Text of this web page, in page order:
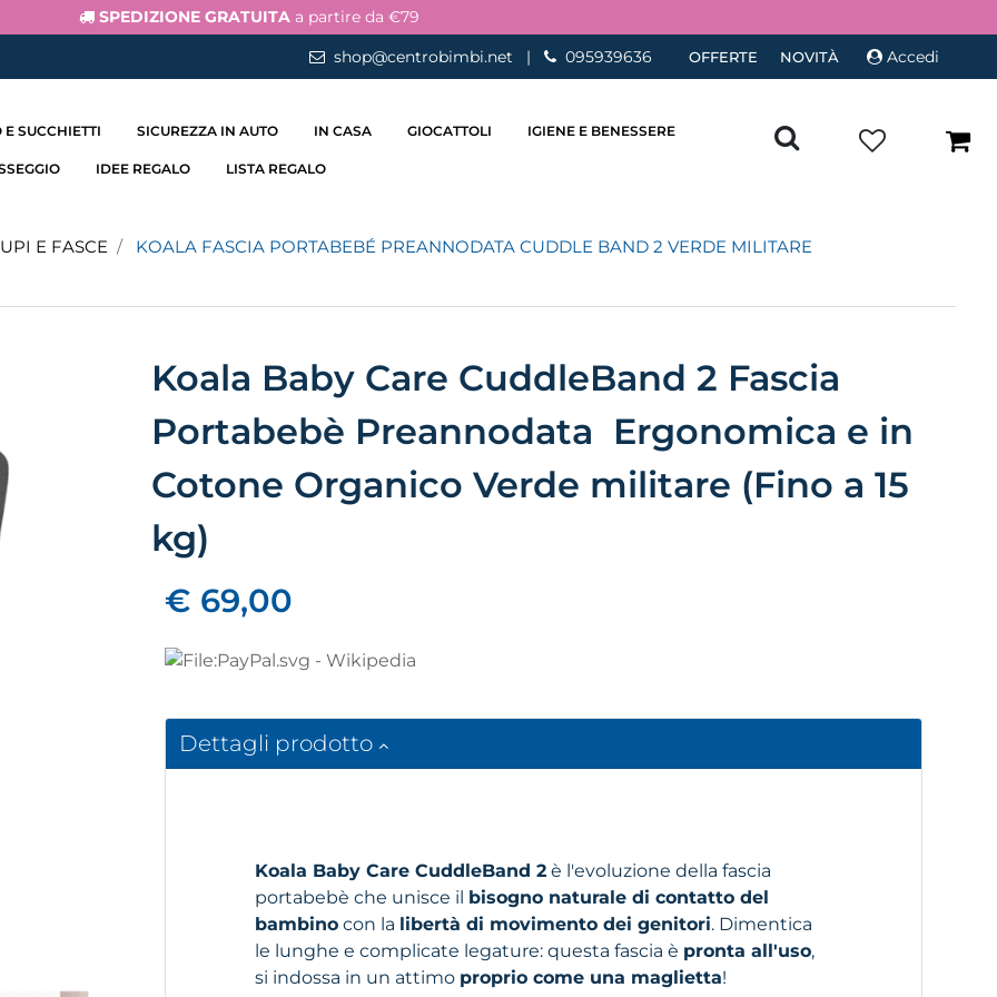
SPEDIZIONE GRATUITA a partire da €79
shop@centrobimbi.net | 095939636 OFFERTE NOVITÀ Accedi
SUCCHIETTI SICUREZZA IN AUTO IN CASA GIOCATTOLI IGIENE E BENESSERE
IDEE REGALO LISTA REGALO
E FASCE KOALA FASCIA PORTABEBÉ PREANNODATA CUDDLE BAND 2 VERDE MILITARE
Koala Baby Care CuddleBand 2 Fascia
Portabebè Preannodata Ergonomica e in
Cotone Organico Verde militare (Fino a 15
kg)
€ 69,00
Dettagli prodotto
Koala Baby Care CuddleBand 2 è l'evoluzione della fascia
portabebè che unisce il bisogno naturale di contatto del
bambino con la libertà di movimento dei genitori. Dimentica
le lunghe e complicate legature: questa fascia è pronta all'uso,
si indossa in un attimo proprio come una maglietta!